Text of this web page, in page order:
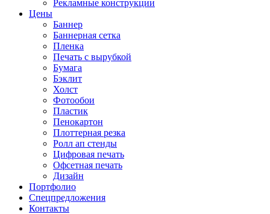
Рекламные конструкции
Цены
Баннер
Баннерная сетка
Пленка
Печать с вырубкой
Бумага
Бэклит
Холст
Фотообои
Пластик
Пенокартон
Плоттерная резка
Ролл ап стенды
Цифровая печать
Офсетная печать
Дизайн
Портфолио
Спецпредложения
Контакты